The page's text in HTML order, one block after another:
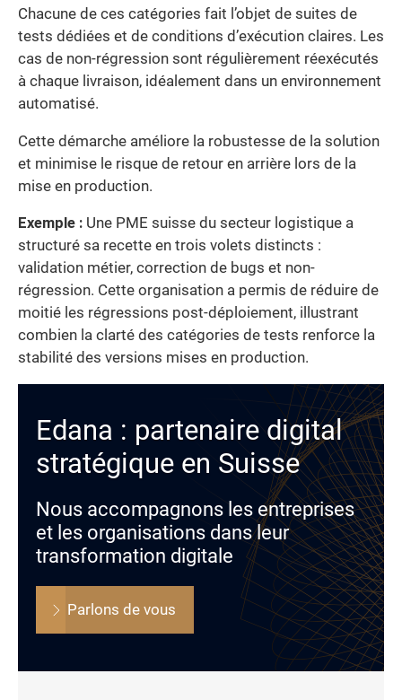
Chacune de ces catégories fait l’objet de suites de
tests dédiées et de conditions d’exécution claires. Les
cas de non-régression sont régulièrement réexécutés
à chaque livraison, idéalement dans un environnement
automatisé.
Cette démarche améliore la robustesse de la solution
et minimise le risque de retour en arrière lors de la
mise en production.
Exemple : Une PME suisse du secteur logistique a
structuré sa recette en trois volets distincts :
validation métier, correction de bugs et non-
régression. Cette organisation a permis de réduire de
moitié les régressions post-déploiement, illustrant
combien la clarté des catégories de tests renforce la
stabilité des versions mises en production.
Edana : partenaire digital
stratégique en Suisse
Nous accompagnons les entreprises
et les organisations dans leur
transformation digitale
Parlons de vous